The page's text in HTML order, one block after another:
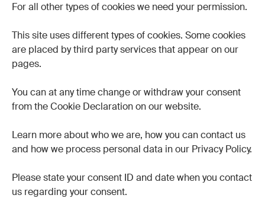
For all other types of cookies we need your permission.
This site uses different types of cookies. Some cookies
are placed by third party services that appear on our
pages.
You can at any time change or withdraw your consent
from the Cookie Declaration on our website.
Learn more about who we are, how you can contact us
and how we process personal data in our Privacy Policy.
Please state your consent ID and date when you contact
us regarding your consent.